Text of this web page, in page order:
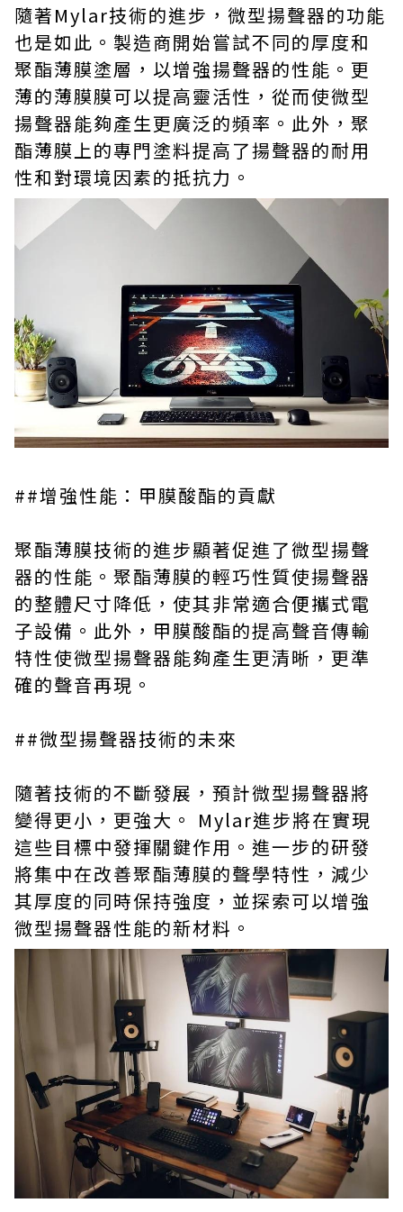
隨著Mylar技術的進步，微型揚聲器的功能
也是如此。製造商開始嘗試不同的厚度和
聚酯薄膜塗層，以增強揚聲器的性能。更
薄的薄膜膜可以提高靈活性，從而使微型
揚聲器能夠產生更廣泛的頻率。此外，聚
酯薄膜上的專門塗料提高了揚聲器的耐用
性和對環境因素的抵抗力。
##增強性能：甲膜酸酯的貢獻
聚酯薄膜技術的進步顯著促進了微型揚聲
器的性能。聚酯薄膜的輕巧性質使揚聲器
的整體尺寸降低，使其非常適合便攜式電
子設備。此外，甲膜酸酯的提高聲音傳輸
特性使微型揚聲器能夠產生更清晰，更準
確的聲音再現。
##微型揚聲器技術的未來
隨著技術的不斷發展，預計微型揚聲器將
變得更小，更強大。 Mylar進步將在實現
這些目標中發揮關鍵作用。進一步的研發
將集中在改善聚酯薄膜的聲學特性，減少
其厚度的同時保持強度，並探索可以增強
微型揚聲器性能的新材料。